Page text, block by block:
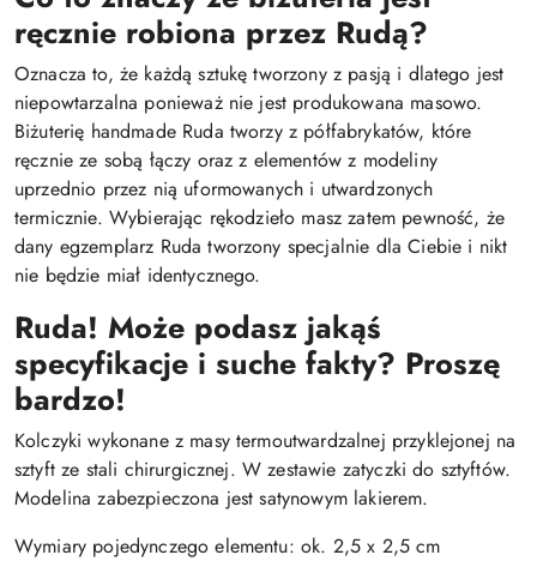
ręcznie robiona przez Rudą?
Oznacza to, że każdą sztukę tworzony z pasją i dlatego jest
niepowtarzalna ponieważ nie jest produkowana masowo.
Biżuterię handmade Ruda tworzy z półfabrykatów, które
ręcznie ze sobą łączy oraz z elementów z modeliny
uprzednio przez nią uformowanych i utwardzonych
termicznie. Wybierając rękodzieło masz zatem pewność, że
dany egzemplarz Ruda tworzony specjalnie dla Ciebie i nikt
nie będzie miał identycznego.
Ruda! Może podasz jakąś
specyfikacje i suche fakty? Proszę
bardzo!
Kolczyki wykonane z masy termoutwardzalnej przyklejonej na
sztyft ze stali chirurgicznej. W zestawie zatyczki do sztyftów.
Modelina zabezpieczona jest satynowym lakierem.
Wymiary pojedynczego elementu: ok. 2,5 x 2,5 cm